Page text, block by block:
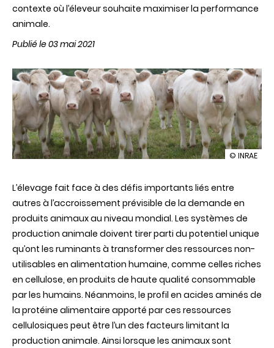
contexte où l’éleveur souhaite maximiser la performance
animale.
Publié le 03 mai 2021
illustration
un
pour
l’élevage
des
ruminants
mais
carencée
en
certains
acides
aminés
© INRAE
L’élevage fait face à des défis importants liés entre
autres à l’accroissement prévisible de la demande en
produits animaux au niveau mondial. Les systèmes de
production animale doivent tirer parti du potentiel unique
qu’ont les ruminants à transformer des ressources non-
utilisables en alimentation humaine, comme celles riches
en cellulose, en produits de haute qualité consommable
par les humains. Néanmoins, le profil en acides aminés de
la protéine alimentaire apporté par ces ressources
cellulosiques peut être l’un des facteurs limitant la
production animale. Ainsi lorsque les animaux sont